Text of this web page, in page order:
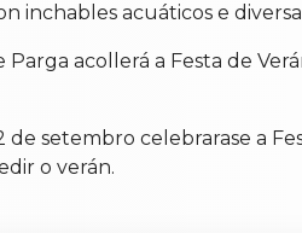
inchables acuáticos e
Parga acollerá a Festa de
setembro celebrarase a
o verán.